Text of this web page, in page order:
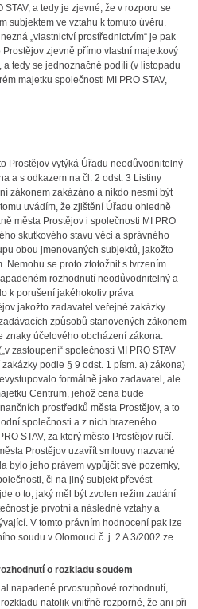
a tedy je zjevné, že v rozporu se
subjektem ve vztahu k tomuto úvěru.
„vlastnictví prostřednictvím“ je pak
zjevně přímo vlastní majetkový
a tedy se jednoznačně podílí (v listopadu
majetku společnosti MI PRO STAV,
Prostějov vytýká Úřadu neodůvodnitelný
a s odkazem na čl. 2 odst. 3 Listiny
zákonem zakázáno a nikdo nesmí být
uvádím, že zjištění Úřadu ohledně
města Prostějov i společnosti MI PRO
skutkového stavu věci a správného
obou jmenovaných subjektů, jakožto
Nemohu se proto ztotožnit s tvrzením
rozhodnutí neodůvodnitelný a
k porušení jakéhokoliv práva
jakožto zadavatel veřejné zakázky
způsobů stanovených zákonem
znaky účelového obcházení zákona.
zastoupení“ společností MI PRO STAV
podle § 9 odst. 1 písm. a) zákona)
formálně jako zadavatel, ale
Centrum, jehož cena bude
prostředků města Prostějov, a to
společnosti a z nich hrazeného
STAV, za který město Prostějov ručí.
Prostějov uzavřít smlouvy nazvané
bylo jeho právem vypůjčit své pozemky,
či na jiný subjekt převést
o to, jaký měl být zvolen režim zadání
je prvotní a následné vztahy a
V tomto právním hodnocení pak lze
soudu v Olomouci č. j. 2 A 3/2002 ze
o rozkladu soudem
napadené prvostupňové rozhodnutí,
natolik vnitřně rozporné, že ani při